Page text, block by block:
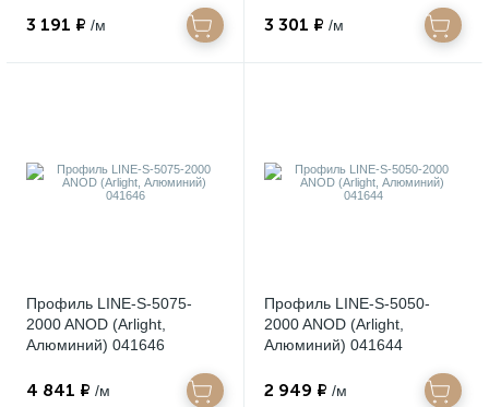
3 191 ₽ /м 3 301 ₽ /м
Профиль LINE-S-5075-
2000 ANOD (Arlight,
Алюминий) 041646
4 841 ₽ /м
Профиль LINE-S-5050-
2000 ANOD (Arlight,
Алюминий) 041644
2 949 ₽ /м